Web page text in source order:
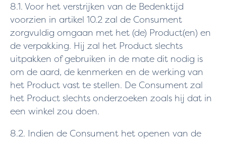
8.1. Voor het verstrijken van de Bedenktijd
voorzien in artikel 10.2 zal de Consument
zorgvuldig omgaan met het (de) Product(en) en
de verpakking. Hij zal het Product slechts
uitpakken of gebruiken in de mate dit nodig is
om de aard, de kenmerken en de werking van
het Product vast te stellen. De Consument zal
het Product slechts onderzoeken zoals hij dat in
een winkel zou doen.
8.2. Indien de Consument het openen van de